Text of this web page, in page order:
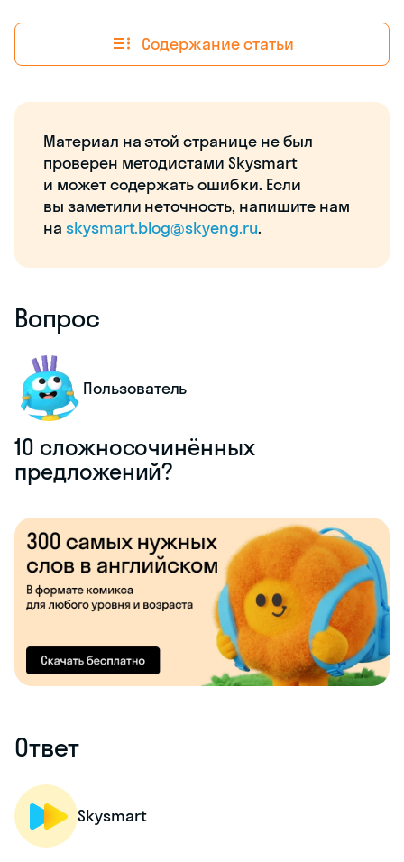
Содержание статьи
Материал на этой странице не был
проверен методистами Skysmart
и может содержать ошибки. Если
вы заметили неточность, напишите нам
на skysmart.blog@skyeng.ru.
Вопрос
Пользователь
10 сложносочинённых
предложений?
Ответ
Skysmart